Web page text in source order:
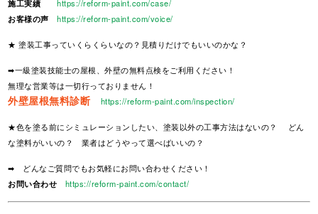
施工実績
https://reform-paint.com/case/
お客様の声
https://reform-paint.com/voice/
★ 塗装工事っていくらくらいなの？見積りだけでもいいのかな？
➡一級塗装技能士の屋根、外壁の無料点検をご利用ください！
無理な営業等は一切行っておりません！
外壁屋根無料診断 https://reform-paint.com/inspection/
★色を塗る前にシミュレーションしたい、塗装以外の工事方法はないの？ どん
な塗料がいいの？ 業者はどうやって選べばいいの？
➡ どんなご質問でもお気軽にお問い合わせください！
お問い合わせ
https://reform-paint.com/contact/